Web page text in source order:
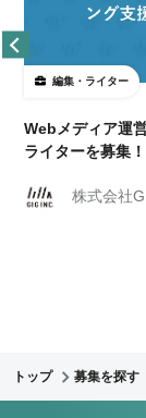
編集・ライター
Webメディア運
ライターを募集！
株式会社
トップ 募集を探す